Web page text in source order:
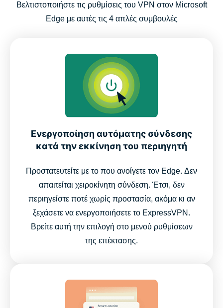
Βελτιστοποιήστε τις ρυθμίσεις του VPN στον Microsoft
Edge με αυτές τις 4 απλές συμβουλές
Ενεργοποίηση αυτόματης σύνδεσης
κατά την εκκίνηση του περιηγητή
Προστατευτείτε με το που ανοίγετε τον Edge. Δεν
απαιτείται χειροκίνητη σύνδεση. Έτσι, δεν
περιηγείστε ποτέ χωρίς προστασία, ακόμα κι αν
ξεχάσετε να ενεργοποιήσετε το ExpressVPN.
Βρείτε αυτή την επιλογή στο μενού ρυθμίσεων
της επέκτασης.